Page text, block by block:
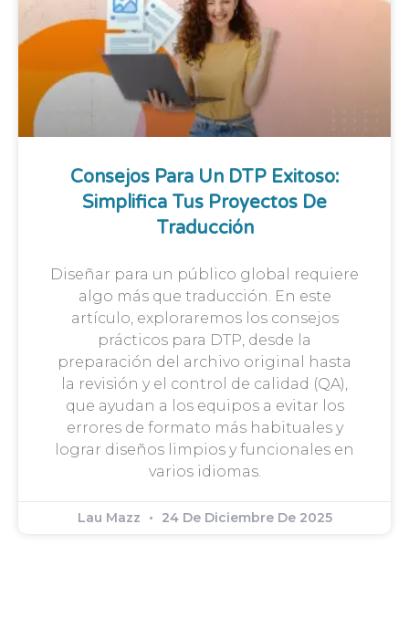
Consejos Para Un DTP Exitoso:
Simplifica Tus Proyectos De
Traducción
Diseñar para un público global requiere
algo más que traducción. En este
artículo, exploraremos los consejos
prácticos para DTP, desde la
preparación del archivo original hasta
la revisión y el control de calidad (QA),
que ayudan a los equipos a evitar los
errores de formato más habituales y
lograr diseños limpios y funcionales en
varios idiomas.
Lau Mazz 24 De Diciembre De 2025